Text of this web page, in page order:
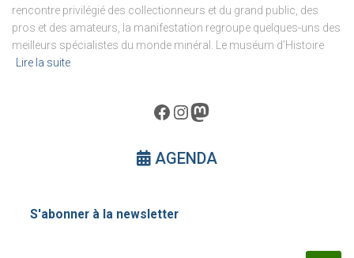
rencontre privilégié des collectionneurs et du grand public, des
pros et des amateurs, la manifestation regroupe quelques-uns des
meilleurs spécialistes du monde minéral. Le muséum d’Histoire
Lire la suite
Facebook InstagramMastodon
AGENDA
S'abonner à la newsletter